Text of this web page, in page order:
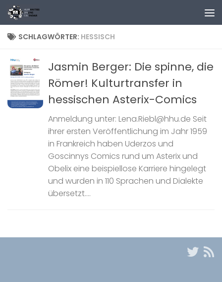
Zum Inhalt springen
SCHLAGWÖRTER: HESSISCH
Jasmin Berger: Die spinne, die
Römer! Kulturtransfer in
hessischen Asterix-Comics
Anmeldung unter: Lena.Riebl@hhu.de Seit
ihrer ersten Veröffentlichung im Jahr 1959
in Frankreich haben Uderzos und
Goscinnys Comics rund um Asterix und
Obelix eine beispiellose Karriere hingelegt
und wurden in 110 Sprachen und Dialekte
übersetzt....